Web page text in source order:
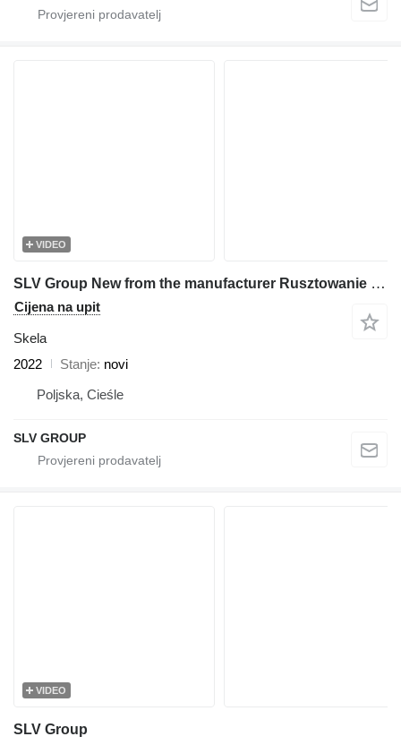
VIDEO
SLV Group New from the manufacturer Rusztowanie 500m2, Scaffolding,pastol
Cijena na upit
Skela
2022
Stanje novi
Poljska, Cieśle
SLV GROUP
VIDEO
SLV Group